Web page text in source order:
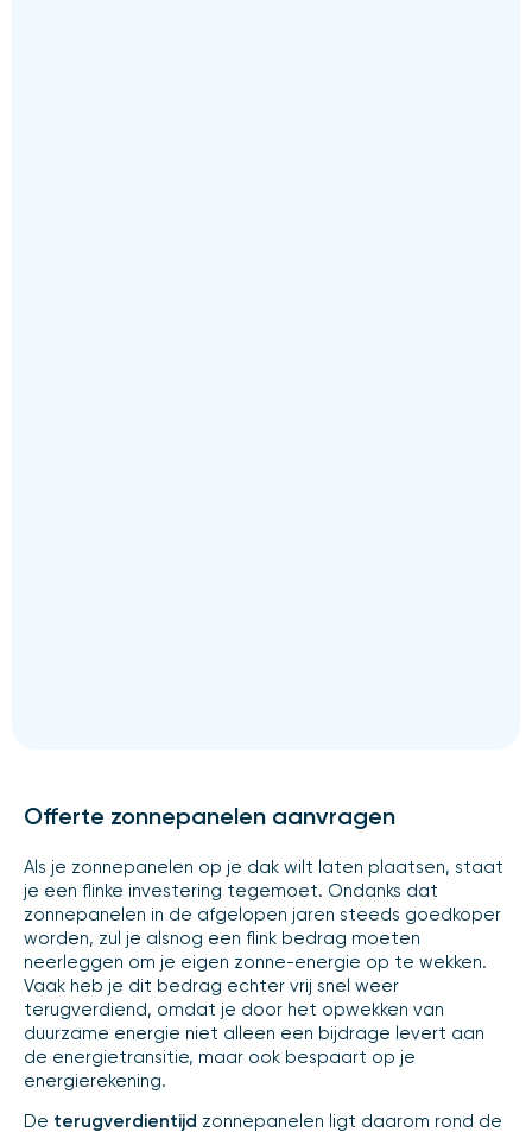
Offerte zonnepanelen aanvragen
Als je zonnepanelen op je dak wilt laten plaatsen, staat
je een flinke investering tegemoet. Ondanks dat
zonnepanelen in de afgelopen jaren steeds goedkoper
worden, zul je alsnog een flink bedrag moeten
neerleggen om je eigen zonne-energie op te wekken.
Vaak heb je dit bedrag echter vrij snel weer
terugverdiend, omdat je door het opwekken van
duurzame energie niet alleen een bijdrage levert aan
de energietransitie, maar ook bespaart op je
energierekening.
De terugverdientijd zonnepanelen ligt daarom rond de